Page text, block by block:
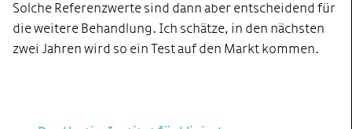
Solche Referenzwerte sind dann aber entscheidend für
die weitere Behandlung. Ich schätze, in den nächsten
zwei Jahren wird so ein Test auf den Markt kommen.